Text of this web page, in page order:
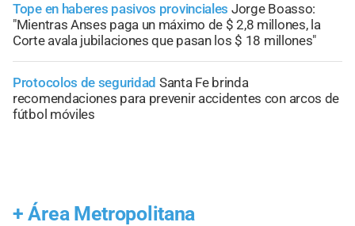
Tope en haberes pasivos provinciales Jorge Boasso:
"Mientras Anses paga un máximo de $ 2,8 millones, la
Corte avala jubilaciones que pasan los $ 18 millones"
Protocolos de seguridad Santa Fe brinda
recomendaciones para prevenir accidentes con arcos de
fútbol móviles
+ Área Metropolitana